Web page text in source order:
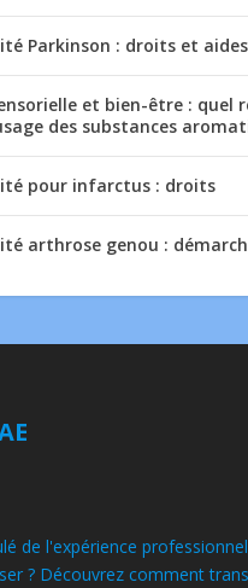
Parkinson : droits et aides
et bien-être : quel
des substances
pour infarctus : droits
arthrose genou :
de l'expérience
? Découvrez comment